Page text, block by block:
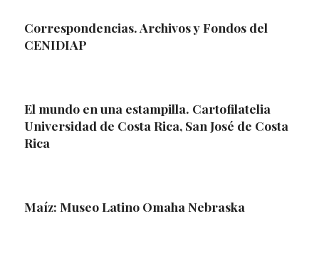
Correspondencias. Archivos y Fondos del
CENIDIAP
El mundo en una estampilla. Cartofilatelia
Universidad de Costa Rica, San José de Costa
Rica
Maíz: Museo Latino Omaha Nebraska